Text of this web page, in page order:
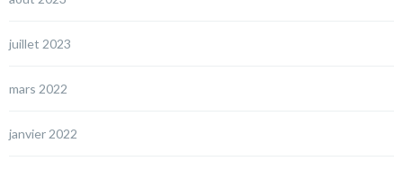
juillet 2023
mars 2022
janvier 2022